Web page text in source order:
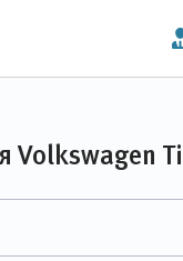
Volkswagen